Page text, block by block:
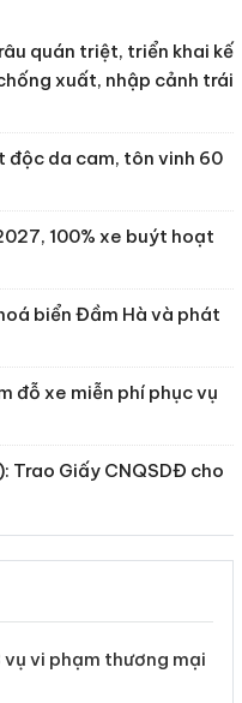
quán triệt, triển khai kế
xuất, nhập cảnh trái
độc da cam, tôn vinh 60
100% xe buýt hoạt
biển Đầm Hà và phát
đỗ xe miễn phí phục vụ
Trao Giấy CNQSDĐ cho
vụ vi phạm thương
7